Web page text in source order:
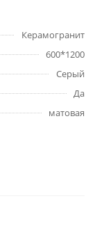
Керамогранит
600*1200
Серый
Да
матовая